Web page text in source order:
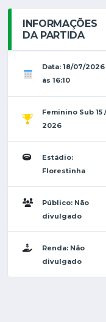
INFORMAÇÕES
DA PARTIDA
Data: 18/07/2026
às 16:10
Feminino Sub 15 /
2026
Estádio:
Florestinha
Público: Não
divulgado
Renda: Não
divulgado